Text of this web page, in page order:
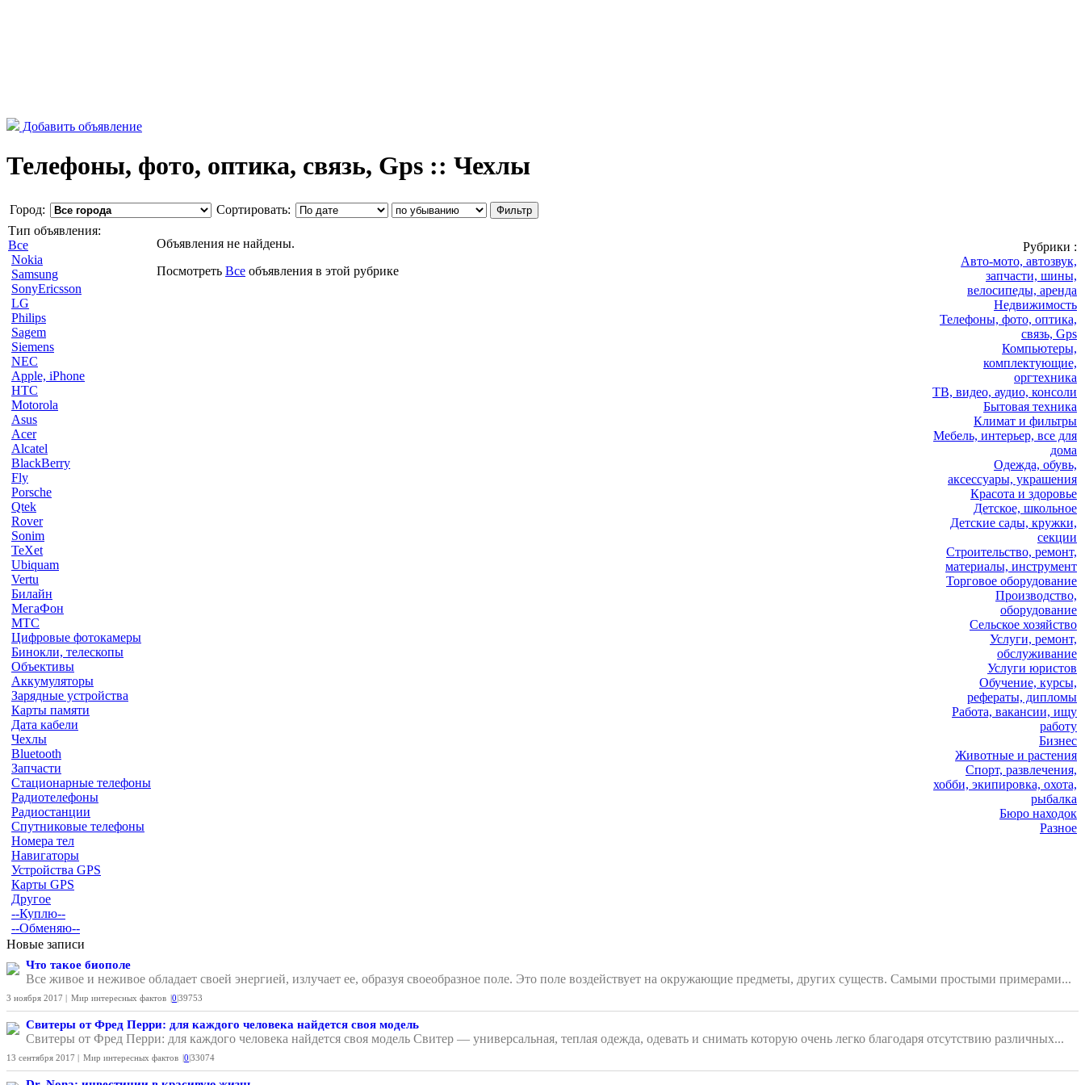
Добавить объявление
Телефоны, фото, оптика, связь, Gps :: Чехлы
Город:
Сортировать:
Тип объявления:
Все
Nokia
Samsung
SonyEricsson
LG
Philips
Sagem
Siemens
NEC
Apple, iPhone
HTC
Motorola
Asus
Acer
Alcatel
BlackBerry
Fly
Porsche
Qtek
Rover
Sonim
TeXet
Ubiquam
Vertu
Билайн
МегаФон
МТС
Цифровые фотокамеры
Бинокли, телескопы
Объективы
Аккумуляторы
Зарядные устройства
Карты памяти
Дата кабели
Чехлы
Bluetooth
Запчасти
Стационарные телефоны
Радиотелефоны
Радиостанции
Спутниковые телефоны
Номера тел
Навигаторы
Устройства GPS
Карты GPS
Другое
--Куплю--
--Обменяю--
Объявления не найдены.
Посмотреть Все объявления в этой рубрике
Рубрики :
Авто-мото, автозвук,
запчасти, шины,
велосипеды, аренда
Недвижимость
Телефоны, фото, оптика,
связь, Gps
Компьютеры,
комплектующие,
оргтехника
ТВ, видео, аудио, консоли
Бытовая техника
Климат и фильтры
Мебель, интерьер, все для
дома
Одежда, обувь,
аксессуары, украшения
Красота и здоровье
Детское, школьное
Детские сады, кружки,
секции
Строительство, ремонт,
материалы, инструмент
Торговое оборудование
Производство,
оборудование
Сельское хозяйство
Услуги, ремонт,
обслуживание
Услуги юристов
Обучение, курсы,
рефераты, дипломы
Работа, вакансии, ищу
работу
Бизнес
Животные и растения
Спорт, развлечения,
хобби, экипировка, охота,
рыбалка
Бюро находок
Разное
Новые записи
Что такое биополе
Все живое и неживое обладает своей энергией, излучает ее, образуя своеобразное поле. Это поле воздействует на окружающие предметы, других существ. Самыми простыми примерами...
3 ноября 2017 | Мир интересных фактов |0|39753
Свитеры от Фред Перри: для каждого человека найдется своя модель
Свитеры от Фред Перри: для каждого человека найдется своя модель Свитер — универсальная, теплая одежда, одевать и снимать которую очень легко благодаря отсутствию различных...
13 сентября 2017 | Мир интересных фактов |0|33074